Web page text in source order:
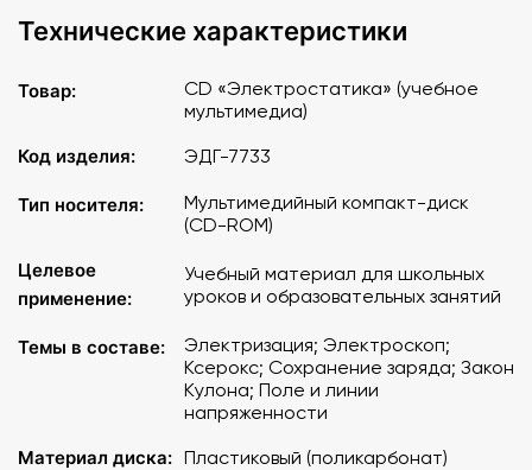
Технические характеристики
Товар:
CD «Электростатика» (учебное
мультимедиа)
Код изделия:
ЭДГ-7733
Тип носителя:
Мультимедийный компакт-диск
(CD-ROM)
Целевое
применение:
Учебный материал для школьных
уроков и образовательных занятий
Темы в составе:
Электризация; Электроскоп;
Ксерокс; Сохранение заряда; Закон
Кулона; Поле и линии
напряженности
Материал диска: Пластиковый (поликарбонат)